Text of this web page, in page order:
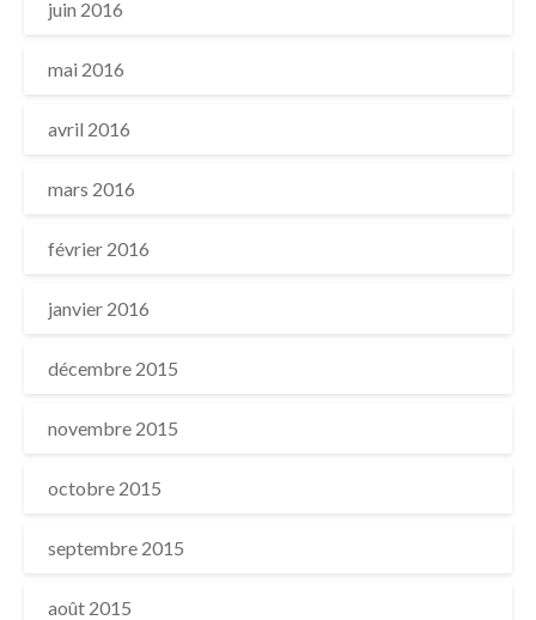
juin 2016
mai 2016
avril 2016
mars 2016
février 2016
janvier 2016
décembre 2015
novembre 2015
octobre 2015
septembre 2015
août 2015